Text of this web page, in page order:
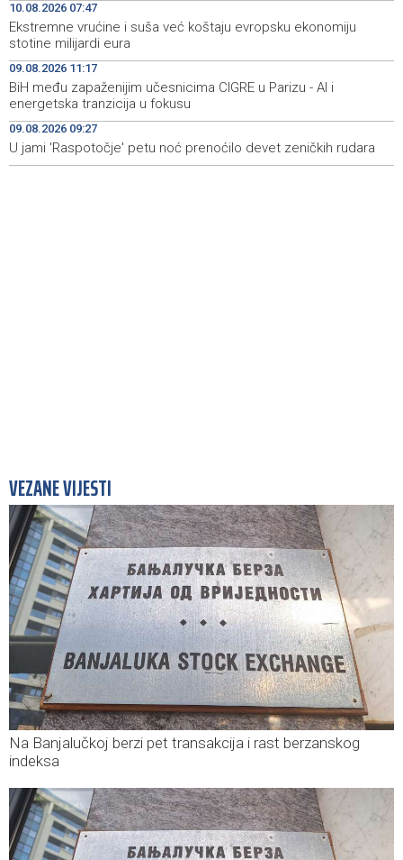
13:47
Muzički performans meksičkog violončeliste Abnera
Jaira Ortiza Garcie u Sarajevu
13:45
Lejla Njemčević osvojila četvrto mjesto na utrci
Cykelvasan u Švedskoj
13:45
Izmjena Odluke o kriterijima za raspored sredstava iz
tekućeg granta 'Međunarodna kulturna suradnja'
13:39
Sportske igre prijateljstva 2026 od 13. do 16. augusta u
10.08.2026 07:47
Ekstremne vrućine i suša već koštaju evropsku ekonomiju
stotine milijardi eura
09.08.2026 11:17
BiH među zapaženijim učesnicima CIGRE u Parizu - AI i
energetska tranzicija u fokusu
09.08.2026 09:27
U jami 'Raspotočje' petu noć prenoćilo devet zeničkih rudara
VEZANE VIJESTI
Na Banjalučkoj berzi pet transakcija i rast berzanskog
indeksa